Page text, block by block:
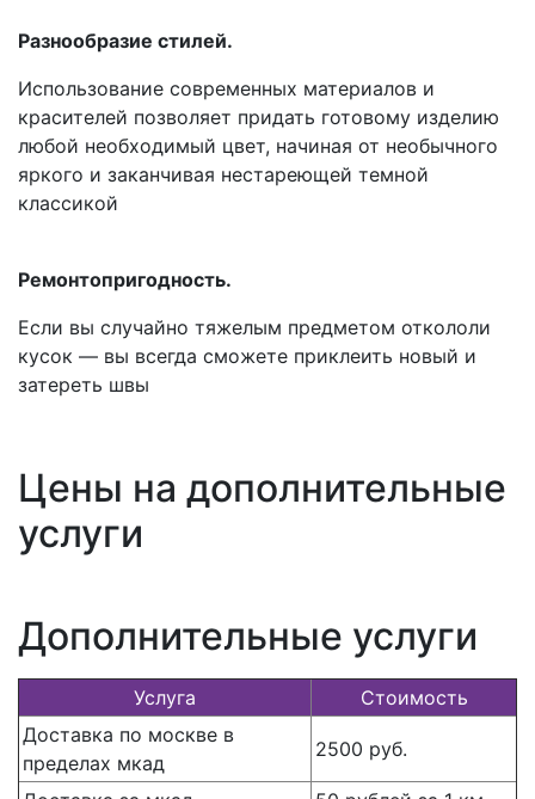
Разнообразие стилей.
Использование современных материалов и
красителей позволяет придать готовому изделию
любой необходимый цвет, начиная от необычного
яркого и заканчивая нестареющей темной
классикой
Ремонтопригодность.
Если вы случайно тяжелым предметом откололи
кусок — вы всегда сможете приклеить новый и
затереть швы
Цены на дополнительные
услуги
Дополнительные услуги
Услуга
Стоимость
Доставка по москве в
пределах мкад
2500 руб.